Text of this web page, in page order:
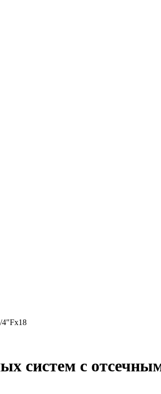
4"Fx18
систем с